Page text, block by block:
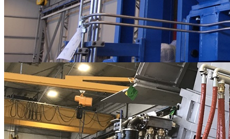
assemblaggi meccanici